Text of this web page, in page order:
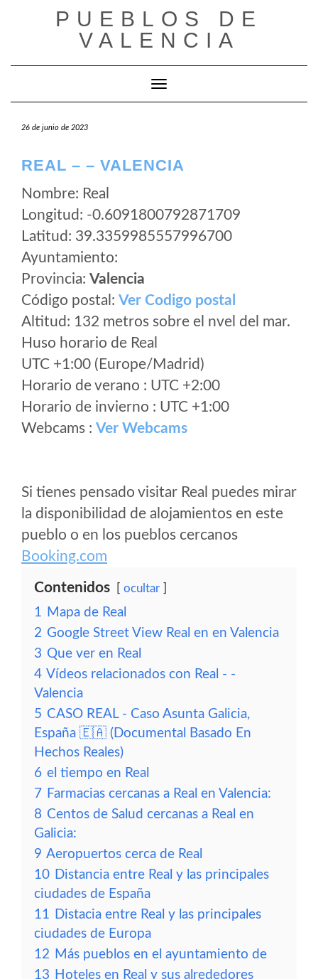
PUEBLOS DE
VALENCIA
Cambiar modo de navegación
26 de junio de 2023
REAL – – VALENCIA
Nombre: Real
Longitud: -0.6091800792871709
Latitud: 39.3359985557996700
Ayuntamiento:
Provincia: Valencia
Código postal: Ver Codigo postal
Altitud: 132 metros sobre el nvel del mar.
Huso horario de Real
UTC +1:00 (Europe/Madrid)
Horario de verano : UTC +2:00
Horario de invierno : UTC +1:00
Webcams : Ver Webcams
Si tienes pensado visitar Real puedes mirar
la disponibilidad de alojamientos en este
pueblo o en los pueblos cercanos
Booking.com
Contenidos ocultar
1 Mapa de Real
2 Google Street View Real en en Valencia
3 Que ver en Real
4 Vídeos relacionados con Real - -
Valencia
5 CASO REAL - Caso Asunta Galicia,
España 🇪🇦 (Documental Basado En
Hechos Reales)
6 el tiempo en Real
7 Farmacias cercanas a Real en Valencia:
8 Centos de Salud cercanas a Real en
Galicia:
9 Aeropuertos cerca de Real
10 Distancia entre Real y las principales
ciudades de España
11 Distacia entre Real y las principales
ciudades de Europa
12 Más pueblos en el ayuntamiento de
13 Hoteles en Real y sus alrededores